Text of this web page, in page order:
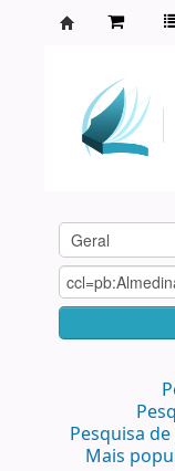
Agamenon
Pesquisa
Mais